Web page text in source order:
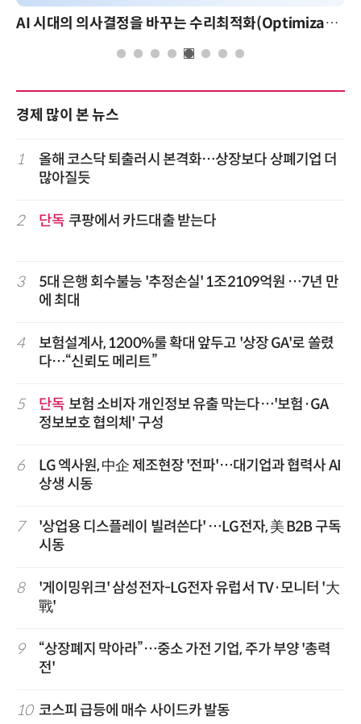
AI 시대의 의사결정을 바꾸는 수리최적화(Optimization): 실제 산업 적용 사례와 활용 전략 AI 핀옵스 실전 세미나: 폭
경제 많이 본 뉴스
1
올해 코스닥 퇴출러시 본격화…상장보다 상폐기업 더
많아질듯
2 단독 쿠팡에서 카드대출 받는다
3
5대 은행 회수불능 '추정손실' 1조2109억원 …7년 만
에 최대
4
보험설계사, 1200%룰 확대 앞두고 '상장 GA'로 쏠렸
다…“신뢰도 메리트”
5 단독 보험 소비자 개인정보 유출 막는다…'보험·GA
정보보호 협의체' 구성
6
LG 엑사원, 中企 제조현장 '전파'…대기업과 협력사 AI
상생 시동
7
'상업용 디스플레이 빌려쓴다' …LG전자, 美 B2B 구독
시동
8
'게이밍위크' 삼성전자-LG전자 유럽서 TV·모니터 '大
戰'
9
“상장폐지 막아라”…중소 가전 기업, 주가 부양 '총력
전'
10 코스피 급등에 매수 사이드카 발동